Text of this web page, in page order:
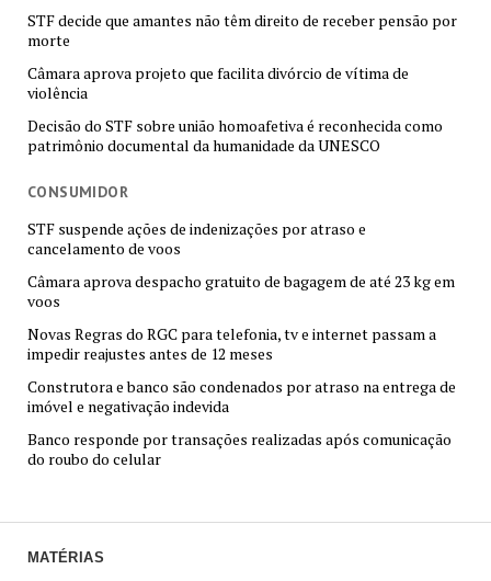
STF decide que amantes não têm direito de receber pensão por
morte
Câmara aprova projeto que facilita divórcio de vítima de
violência
Decisão do STF sobre união homoafetiva é reconhecida como
patrimônio documental da humanidade da UNESCO
CONSUMIDOR
STF suspende ações de indenizações por atraso e
cancelamento de voos
Câmara aprova despacho gratuito de bagagem de até 23 kg em
voos
Novas Regras do RGC para telefonia, tv e internet passam a
impedir reajustes antes de 12 meses
Construtora e banco são condenados por atraso na entrega de
imóvel e negativação indevida
Banco responde por transações realizadas após comunicação
do roubo do celular
MATÉRIAS